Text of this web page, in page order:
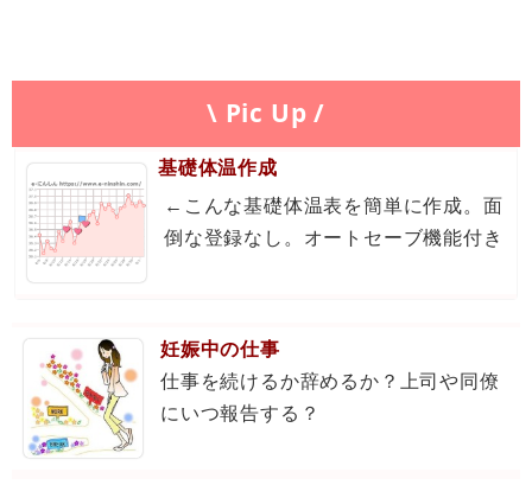
\ Pic Up /
基礎体温作成
←こんな基礎体温表を簡単に作成。面
倒な登録なし。オートセーブ機能付き
妊娠中の仕事
仕事を続けるか辞めるか？上司や同僚
にいつ報告する？